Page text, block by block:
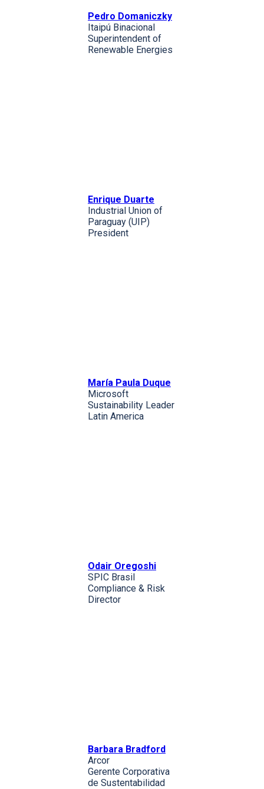
Pedro Domaniczky
Itaipú Binacional
Superintendent of
Renewable Energies
Enrique Duarte
Industrial Union of
Paraguay (UIP)
President
María Paula Duque
Microsoft
Sustainability Leader
Latin America
Odair Oregoshi
SPIC Brasil
Compliance & Risk
Director
Barbara Bradford
Arcor
Gerente Corporativa
de Sustentabilidad